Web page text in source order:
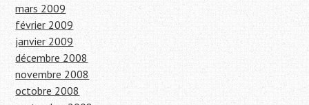
mars 2009
février 2009
janvier 2009
décembre 2008
novembre 2008
octobre 2008